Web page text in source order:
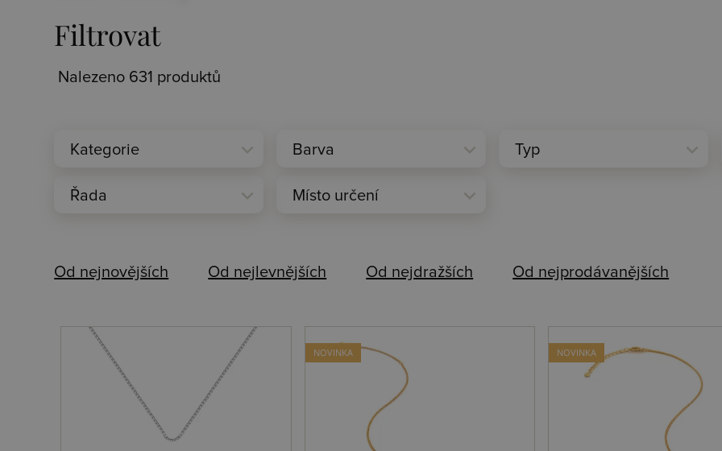
Filtrovat
Nalezeno 631 produktů
expand_more
Kategorie expand_more
Barva expand_more
Typ
expand_more
Řada expand_more
Místo určení
Od nejnovějších Od nejlevnějších Od nejdražších Od nejprodávanějších
NOVINKA NOVINKA